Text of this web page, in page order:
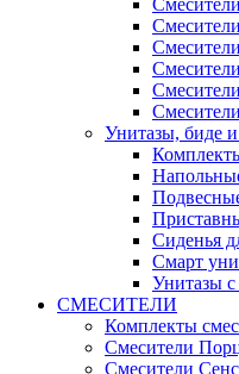
Унитазы, биде
Сиденья
Смарт
Унитазы
СМЕСИТЕЛИ
Комплекты
Смесители
Смесители